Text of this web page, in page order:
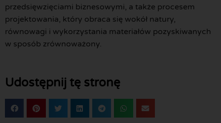
przedsięwzięciami biznesowymi, a także procesem
projektowania, który obraca się wokół natury,
równowagi i wykorzystania materiałów pozyskiwanych
w sposób zrównoważony.
Udostępnij tę stronę